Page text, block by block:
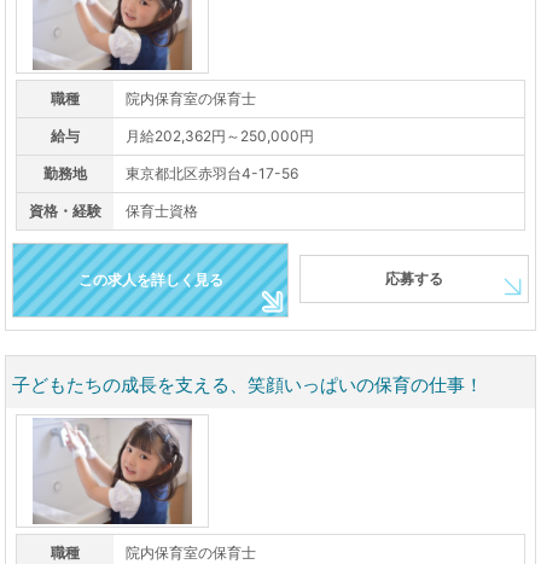
職種 院内保育室の保育士
給与 月給202,362円～250,000円
勤務地 東京都北区赤羽台4-17-56
資格・経験 保育士資格
この求人を詳しく見る 応募する
子どもたちの成長を支える、笑顔いっぱいの保育の仕事！
職種 院内保育室の保育士